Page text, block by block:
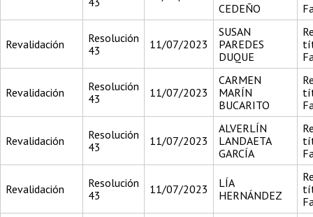
CEDEÑO
Revalidación
Resolución
43
11/07/2023
SUSAN
PAREDES
DUQUE
Revalidación
Resolución
43
11/07/2023
CARMEN
MARÍN
BUCARITO
Revalidación
Resolución
43
11/07/2023
ALVERLÍN
LANDAETA
GARCÍA
Revalidación
Resolución
43
11/07/2023
LÍA
HERNÁNDEZ